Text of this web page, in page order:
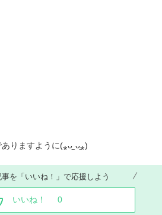
ますように(⁎ᴗ͈ˬᴗ͈⁎)
を「いいね！」で応援しよう
いいね！ 0